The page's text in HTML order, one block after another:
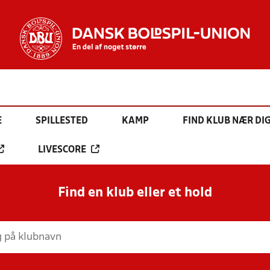
SPILLESTED KAMP FIND KLUB NÆR
LIVESCORE
Find en klub eller et hold